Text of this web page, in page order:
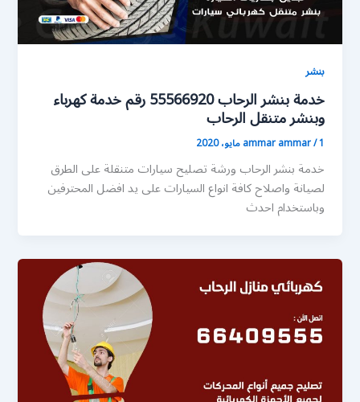
بنشر
خدمة بنشر الرحاب 55566920 رقم خدمة كهرباء
وبنشر متنقل الرحاب
ammar ammar/1 مايو، 2020
خدمة بنشر الرحاب ورشة تصليح سيارات متنقلة على الطرق
لصيانة واصلاح كافة انواع السيارات على يد افضل المحترفين
وباستخدام احدث